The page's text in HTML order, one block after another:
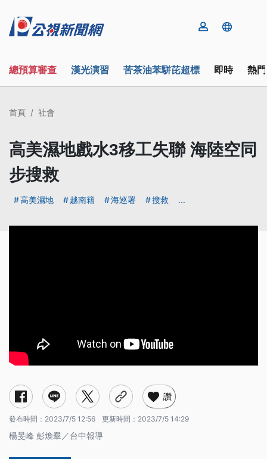
總預算審查 漢光演習 苦茶油苯駢芘超標 即時 熱
首頁 社會
高美濕地戲水3移工失聯 海陸空同
步搜救
高美濕地 越南籍 海巡署 搜救 ...
讚
發布時間： 2023/7/5 12:56 更新時間： 2023/7/5 14:29
楊旻峰 彭煥羣／台中報導